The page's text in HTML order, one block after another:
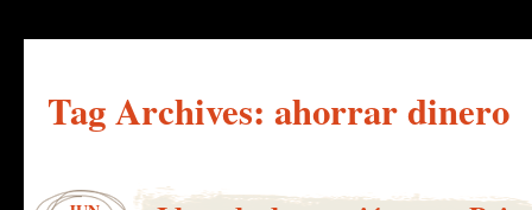
Tag Archives: ahorrar dinero